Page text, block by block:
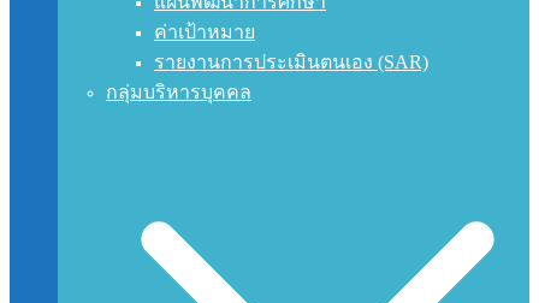
ค่าเป้าหมาย
รายงานการประเมินตนเอง (SAR)
กลุ่มบริหารบุคคล